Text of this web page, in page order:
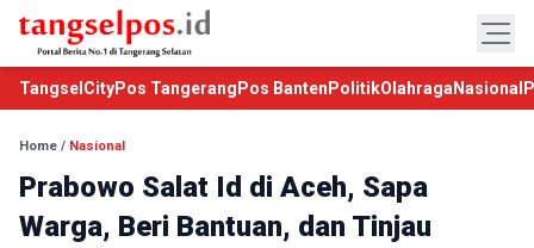
TangselCityPos Tangerang Pos Banten PolitikOlahraga Nasional
Home / Nasional
Prabowo Salat Id di Aceh, Sapa
Warga, Beri Bantuan, dan Tinjau